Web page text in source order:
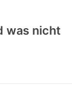
was nicht